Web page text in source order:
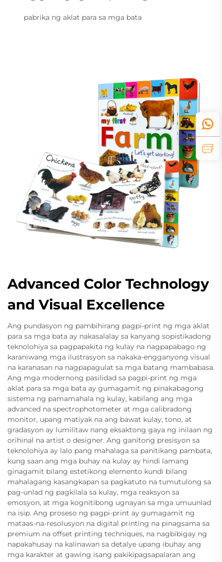
pabrika ng aklat para sa mga bata
Advanced Color Technology
and Visual Excellence
Ang pundasyon ng pambihirang pagpi-print ng mga aklat
para sa mga bata ay nakasalalay sa kanyang sopistikadong
teknolohiya sa pagpapakita ng kulay na nagpapabago ng
karaniwang mga ilustrasyon sa nakaka-engganyong visual
na karanasan na nagpapagulat sa mga batang mambabasa.
Ang mga modernong pasilidad sa pagpi-print ng mga
aklat para sa mga bata ay gumagamit ng pinakabagong
sistema ng pamamahala ng kulay, kabilang ang mga
advanced na spectrophotometer at mga calibradong
monitor, upang matiyak na ang bawat kulay, tono, at
gradasyon ay lumilitaw nang eksaktong gaya ng inilaan ng
orihinal na artist o designer. Ang ganitong presisyon sa
teknolohiya ay lalo pang mahalaga sa panitikang pambata,
kung saan ang mga buhay na kulay ay hindi lamang
ginagamit bilang estetikong elemento kundi bilang
mahalagang kasangkapan sa pagkatuto na tumutulong sa
pag-unlad ng pagkilala sa kulay, mga reaksyon sa
emosyon, at mga kognitibong ugnayan sa mga umuunlad
na isip. Ang proseso ng pagpi-print ay gumagamit ng
mataas-na-resolusyon na digital printing na pinagsama sa
premium na offset printing techniques, na nagbibigay ng
napakahusay na kalinawan sa detalye upang ibuhay ang
mga karakter at gawing isang pakikipagsapalaran ang